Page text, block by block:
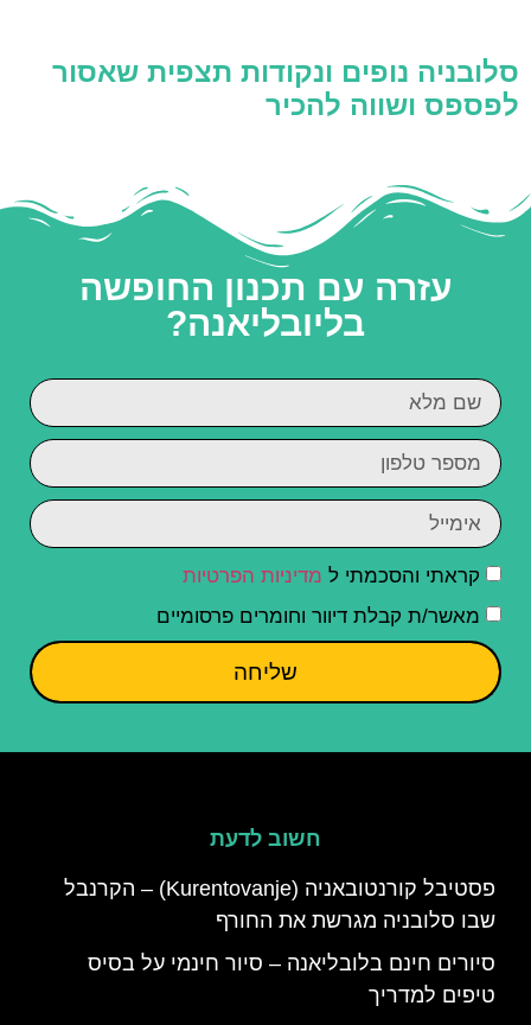
סלובניה נופים ונקודות תצפית שאסור
לפספס ושווה להכיר
עזרה עם תכנון החופשה
בליובליאנה?
קראתי והסכמתי ל מדיניות הפרטיות
מאשר/ת קבלת דיוור וחומרים פרסומיים
שליחה
חשוב לדעת
פסטיבל קורנטובאניה (Kurentovanje) – הקרנבל
שבו סלובניה מגרשת את החורף
סיורים חינם בלובליאנה – סיור חינמי על בסיס
טיפים למדריך